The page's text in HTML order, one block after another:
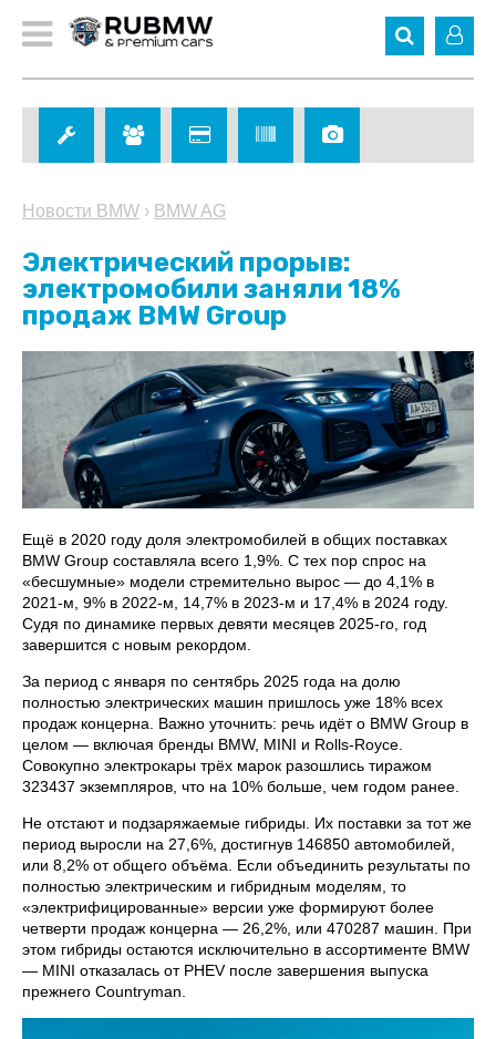
Новости BMW › BMW AG
Электрический прорыв:
электромобили заняли 18%
продаж BMW Group
Ещё в 2020 году доля электромобилей в общих поставках
BMW Group составляла всего 1,9%. С тех пор спрос на
«бесшумные» модели стремительно вырос — до 4,1% в
2021-м, 9% в 2022-м, 14,7% в 2023-м и 17,4% в 2024 году.
Судя по динамике первых девяти месяцев 2025-го, год
завершится с новым рекордом.
За период с января по сентябрь 2025 года на долю
полностью электрических машин пришлось уже 18% всех
продаж концерна. Важно уточнить: речь идёт о BMW Group в
целом — включая бренды BMW, MINI и Rolls-Royce.
Совокупно электрокары трёх марок разошлись тиражом
323437 экземпляров, что на 10% больше, чем годом ранее.
Не отстают и подзаряжаемые гибриды. Их поставки за тот же
период выросли на 27,6%, достигнув 146850 автомобилей,
или 8,2% от общего объёма. Если объединить результаты по
полностью электрическим и гибридным моделям, то
«электрифицированные» версии уже формируют более
четверти продаж концерна — 26,2%, или 470287 машин. При
этом гибриды остаются исключительно в ассортименте BMW
— MINI отказалась от PHEV после завершения выпуска
прежнего Countryman.